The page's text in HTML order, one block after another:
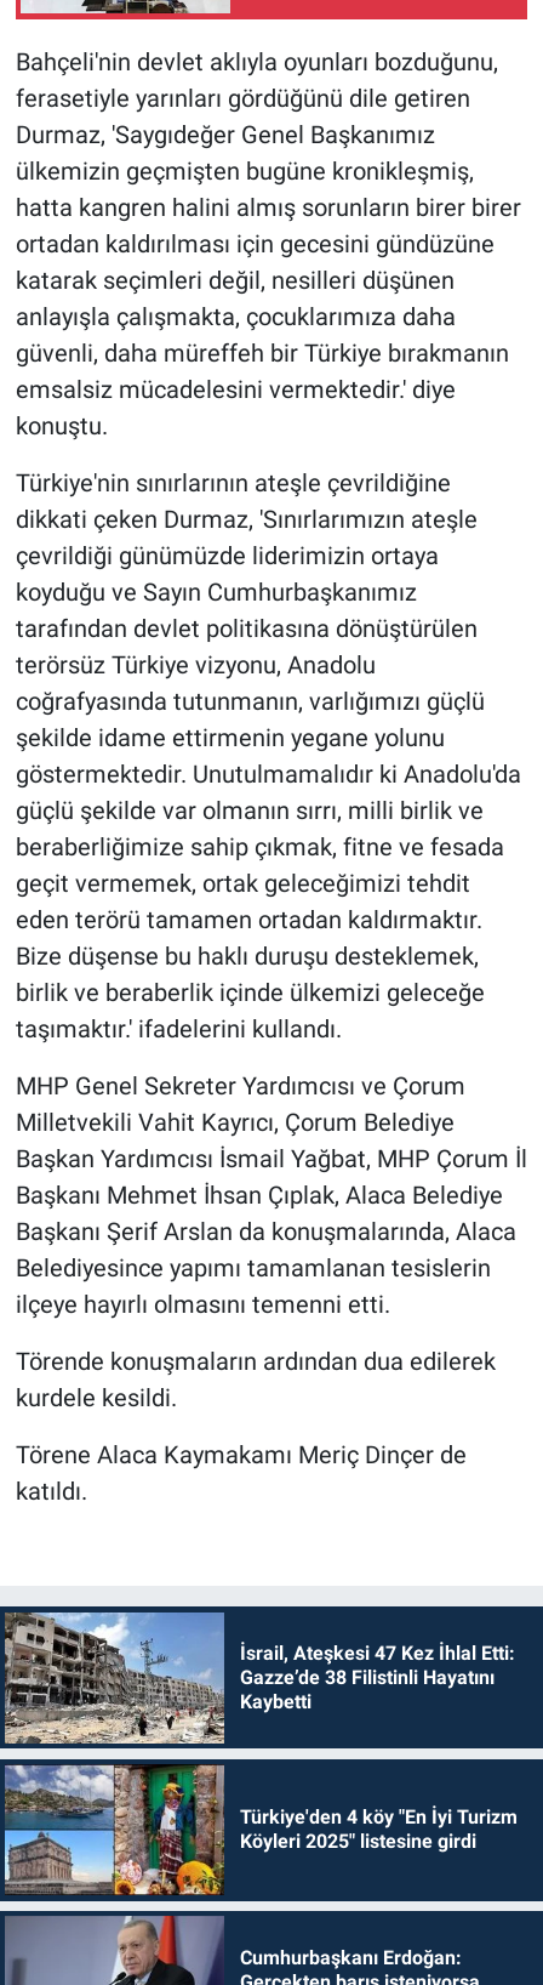
Bahçeli'nin devlet aklıyla oyunları bozduğunu,
ferasetiyle yarınları gördüğünü dile getiren
Durmaz, 'Saygıdeğer Genel Başkanımız
ülkemizin geçmişten bugüne kronikleşmiş,
hatta kangren halini almış sorunların birer birer
ortadan kaldırılması için gecesini gündüzüne
katarak seçimleri değil, nesilleri düşünen
anlayışla çalışmakta, çocuklarımıza daha
güvenli, daha müreffeh bir Türkiye bırakmanın
emsalsiz mücadelesini vermektedir.' diye
konuştu.
Türkiye'nin sınırlarının ateşle çevrildiğine
dikkati çeken Durmaz, 'Sınırlarımızın ateşle
çevrildiği günümüzde liderimizin ortaya
koyduğu ve Sayın Cumhurbaşkanımız
tarafından devlet politikasına dönüştürülen
terörsüz Türkiye vizyonu, Anadolu
coğrafyasında tutunmanın, varlığımızı güçlü
şekilde idame ettirmenin yegane yolunu
göstermektedir. Unutulmamalıdır ki Anadolu'da
güçlü şekilde var olmanın sırrı, milli birlik ve
beraberliğimize sahip çıkmak, fitne ve fesada
geçit vermemek, ortak geleceğimizi tehdit
eden terörü tamamen ortadan kaldırmaktır.
Bize düşense bu haklı duruşu desteklemek,
birlik ve beraberlik içinde ülkemizi geleceğe
taşımaktır.' ifadelerini kullandı.
MHP Genel Sekreter Yardımcısı ve Çorum
Milletvekili Vahit Kayrıcı, Çorum Belediye
Başkan Yardımcısı İsmail Yağbat, MHP Çorum İl
Başkanı Mehmet İhsan Çıplak, Alaca Belediye
Başkanı Şerif Arslan da konuşmalarında, Alaca
Belediyesince yapımı tamamlanan tesislerin
ilçeye hayırlı olmasını temenni etti.
Törende konuşmaların ardından dua edilerek
kurdele kesildi.
Törene Alaca Kaymakamı Meriç Dinçer de
katıldı.
İsrail, Ateşkesi 47 Kez İhlal Etti:
Gazze’de 38 Filistinli Hayatını
Kaybetti
Türkiye'den 4 köy "En İyi Turizm
Köyleri 2025" listesine girdi
Cumhurbaşkanı Erdoğan: